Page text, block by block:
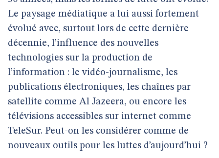
Le paysage médiatique a lui aussi fortement
évolué avec, surtout lors de cette dernière
décennie, l’influence des nouvelles
technologies sur la production de
l’information : le vidéo-journalisme, les
publications électroniques, les chaînes par
satellite comme Al Jazeera, ou encore les
télévisions accessibles sur internet comme
TeleSur. Peut-on les considérer comme de
nouveaux outils pour les luttes d’aujourd’hui ?